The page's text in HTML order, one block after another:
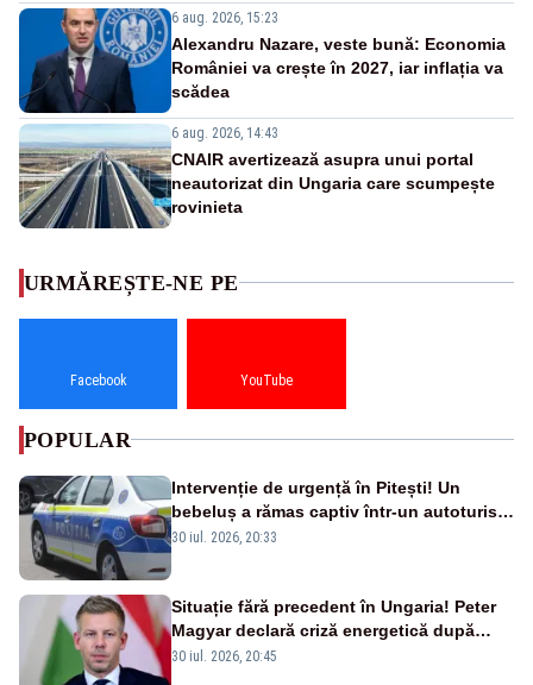
6 aug. 2026, 15:23
Alexandru Nazare, veste bună: Economia
României va crește în 2027, iar inflația va
scădea
6 aug. 2026, 14:43
CNAIR avertizează asupra unui portal
neautorizat din Ungaria care scumpește
rovinieta
URMĂREȘTE-NE PE
Facebook YouTube
POPULAR
Intervenție de urgență în Pitești! Un
bebeluș a rămas captiv într-un autoturism
din cauza unei defecțiuni
30 iul. 2026, 20:33
Situație fără precedent în Ungaria! Peter
Magyar declară criză energetică după
oprirea centralei de la Paks
30 iul. 2026, 20:45